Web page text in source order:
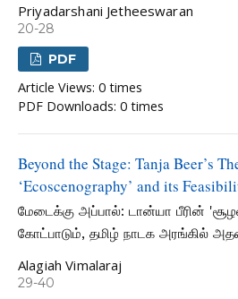
Priyadarshani Jetheeswaran
20-28
PDF
Article Views: 0 times
PDF Downloads: 0 times
Beyond the Stage: Tanja Beer’s
‘Ecoscenography’ and its
மேடைக்கு அப்பால்: டான்யா பீரின்
கோட்பாடும், தமிழ் நாடக அரங்கில்
Alagiah Vimalaraj
29-40